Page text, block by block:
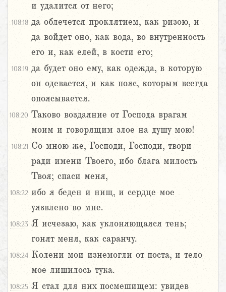
и удалится от него;
108:18 да облечется проклятием, как ризою, и
да войдет оно, как вода, во внутренность
его и, как елей, в кости его;
108:19 да будет оно ему, как одежда, в которую
он одевается, и как пояс, которым всегда
опоясывается.
108:20 Таково воздаяние от Господа врагам
моим и говорящим злое на душу мою!
108:21 Со мною же, Господи, Господи, твори
ради имени Твоего, ибо блага милость
Твоя; спаси меня,
108:22 ибо я беден и нищ, и сердце мое
уязвлено во мне.
108:23 Я исчезаю, как уклоняющаяся тень;
гонят меня, как саранчу.
108:24 Колени мои изнемогли от поста, и тело
мое лишилось тука.
108:25 Я стал для них посмешищем: увидев